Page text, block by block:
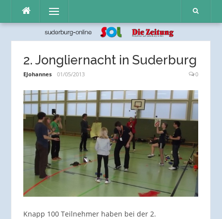
Inhalt
Menü
2. Jongliernacht in Suderburg
EJohannes 01/05/2013 0
Knapp 100 Teilnehmer haben bei der 2.